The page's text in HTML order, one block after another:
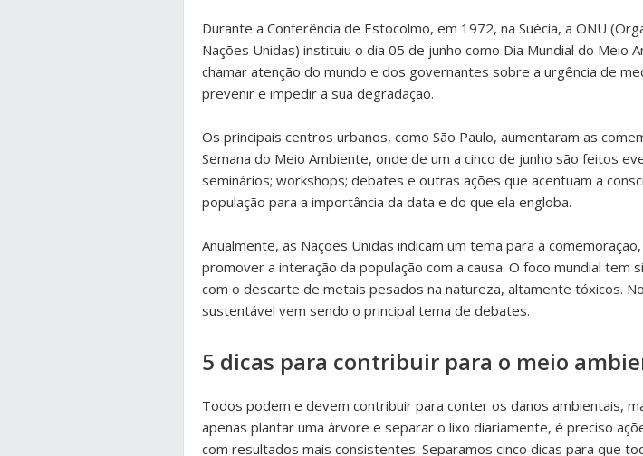
Durante a Conferência de Estocolmo, em 1972, na Suécia, a ONU
Nações Unidas) instituiu o dia 05 de junho como Dia Mundial do Meio
chamar atenção do mundo e dos governantes sobre a urgência de
prevenir e impedir a sua degradação.
Os principais centros urbanos, como São Paulo, aumentaram as
Semana do Meio Ambiente, onde de um a cinco de junho são feitos
seminários; workshops; debates e outras ações que acentuam a
população para a importância da data e do que ela engloba.
Anualmente, as Nações Unidas indicam um tema para a
promover a interação da população com a causa. O foco mundial tem
com o descarte de metais pesados na natureza, altamente tóxicos.
sustentável vem sendo o principal tema de debates.
5 dicas para contribuir para o meio
Todos podem e devem contribuir para conter os danos ambientais,
apenas plantar uma árvore e separar o lixo diariamente, é preciso
com resultados mais consistentes. Separamos cinco dicas para que